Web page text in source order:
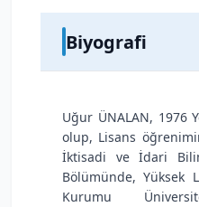
Biyografi
Uğur ÜNALAN, 1976
olup, Lisans
İktisadi ve İdari
Bölümünde, Yüksek
Kurumu